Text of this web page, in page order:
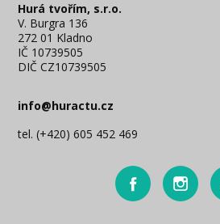
Hurá tvořím, s.r.o.
V. Burgra 136
272 01 Kladno
IČ 10739505
DIČ CZ10739505
info@huractu.cz
tel. (+420) 605 452 469